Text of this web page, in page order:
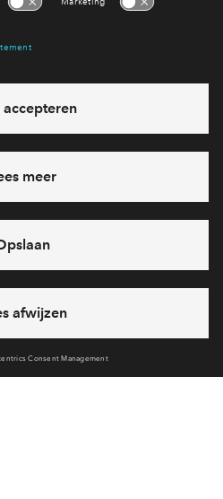
projecten
mij aanmelden
antwoord? Bel ons op088
26 37
(behalve tijdens
10:00 - 13:00 uur